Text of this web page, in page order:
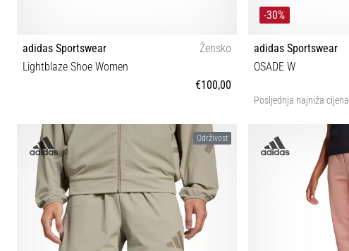
adidas Sportswear
Žensko
Lightblaze Shoe Women
€100,00
36 36⅔ 37⅓ 38 39⅓ 40
-30%
adidas Sportswear
OSADE W
Posljednja najniža cijena
Održivost